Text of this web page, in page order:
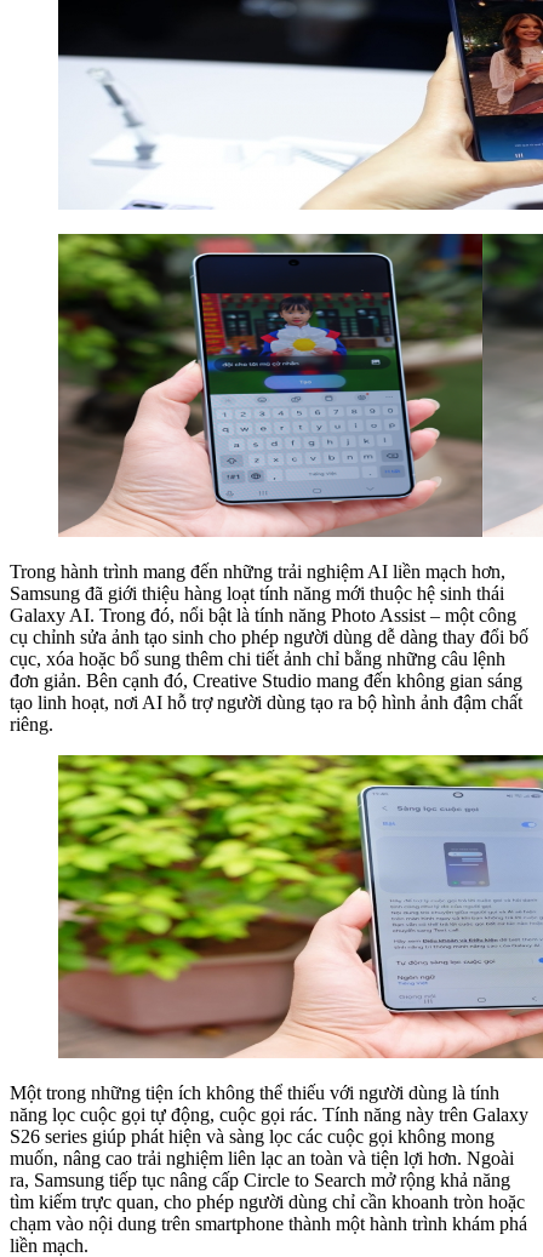
Trong hành trình mang đến những trải nghiệm AI liền mạch hơn,
Samsung đã giới thiệu hàng loạt tính năng mới thuộc hệ sinh thái
Galaxy AI. Trong đó, nổi bật là tính năng Photo Assist – một công
cụ chỉnh sửa ảnh tạo sinh cho phép người dùng dễ dàng thay đổi bố
cục, xóa hoặc bổ sung thêm chi tiết ảnh chỉ bằng những câu lệnh
đơn giản. Bên cạnh đó, Creative Studio mang đến không gian sáng
tạo linh hoạt, nơi AI hỗ trợ người dùng tạo ra bộ hình ảnh đậm chất
riêng.
Một trong những tiện ích không thể thiếu với người dùng là tính
năng lọc cuộc gọi tự động, cuộc gọi rác. Tính năng này trên Galaxy
S26 series giúp phát hiện và sàng lọc các cuộc gọi không mong
muốn, nâng cao trải nghiệm liên lạc an toàn và tiện lợi hơn. Ngoài
ra, Samsung tiếp tục nâng cấp Circle to Search mở rộng khả năng
tìm kiếm trực quan, cho phép người dùng chỉ cần khoanh tròn hoặc
chạm vào nội dung trên smartphone thành một hành trình khám phá
liền mạch.